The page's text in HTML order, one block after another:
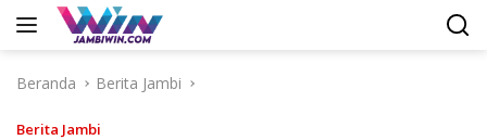
Langsung
Beranda
Berita Jambi
Berita Jambi